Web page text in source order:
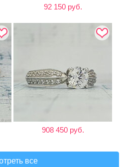
92 150 руб.
908 450 руб.
все